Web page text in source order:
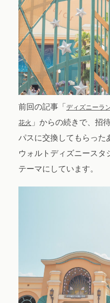
前回の記事「ディズニーラ
花火」からの続きで、招
パスに交換してもらった
ウォルトディズニース
テーマにしています。